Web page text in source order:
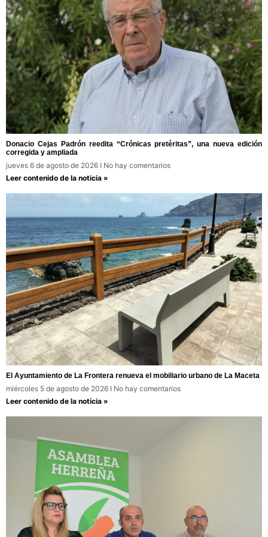
Donacio Cejas Padrón reedita “Crónicas pretéritas”, una nueva edición
corregida y ampliada
jueves 6 de agosto de 2026
No hay comentarios
Leer contenido de la noticia »
El Ayuntamiento de La Frontera renueva el mobiliario urbano de La Maceta
miércoles 5 de agosto de 2026
No hay comentarios
Leer contenido de la noticia »